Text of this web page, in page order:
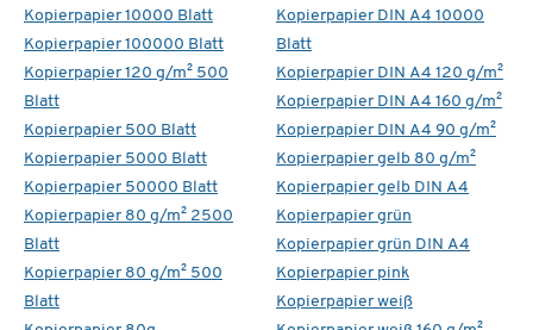
Kopierpapier 10000 Blatt
Kopierpapier 100000 Blatt
Kopierpapier 120 g/m² 500
Blatt
Kopierpapier 500 Blatt
Kopierpapier 5000 Blatt
Kopierpapier 50000 Blatt
Kopierpapier 80 g/m² 2500
Blatt
Kopierpapier 80 g/m² 500
Blatt
Kopierpapier DIN A4 10000
Blatt
Kopierpapier DIN A4 120 g/m²
Kopierpapier DIN A4 160 g/m²
Kopierpapier DIN A4 90 g/m²
Kopierpapier gelb 80 g/m²
Kopierpapier gelb DIN A4
Kopierpapier grün
Kopierpapier grün DIN A4
Kopierpapier pink
Kopierpapier weiß